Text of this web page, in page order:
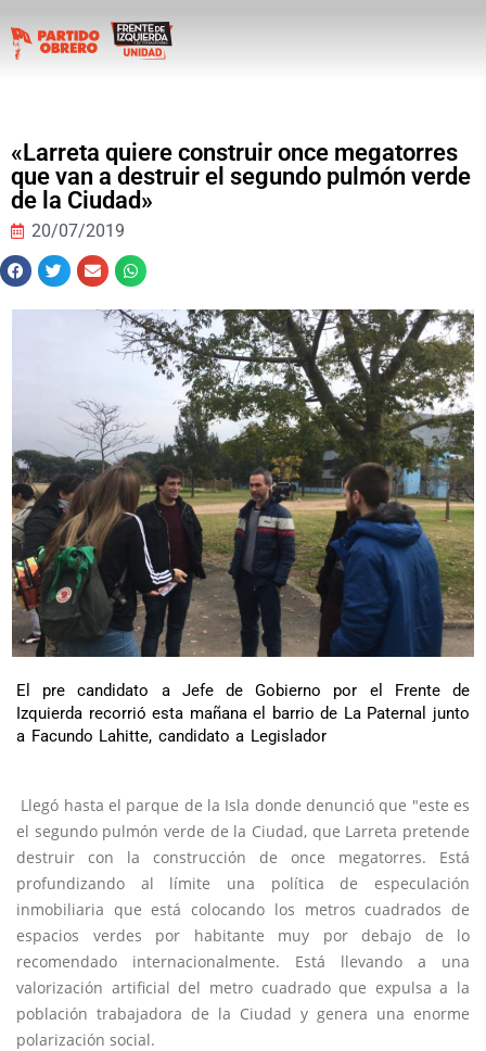
«Larreta quiere construir once megatorres
que van a destruir el segundo pulmón verde
de la Ciudad»
20/07/2019
El pre candidato a Jefe de Gobierno por el Frente de
Izquierda recorrió esta mañana el barrio de La Paternal junto
a Facundo Lahitte, candidato a Legislador
Llegó hasta el parque de la Isla donde denunció que "este es
el segundo pulmón verde de la Ciudad, que Larreta pretende
destruir con la construcción de once megatorres. Está
profundizando al límite una política de especulación
inmobiliaria que está colocando los metros cuadrados de
espacios verdes por habitante muy por debajo de lo
recomendado internacionalmente. Está llevando a una
valorización artificial del metro cuadrado que expulsa a la
población trabajadora de la Ciudad y genera una enorme
polarización social.